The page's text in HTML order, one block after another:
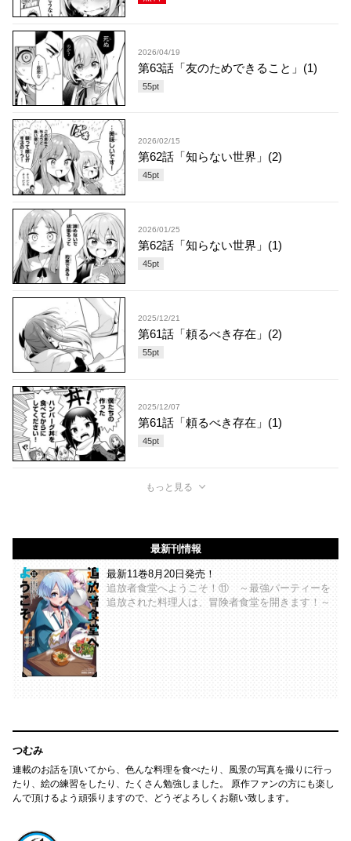
2026/04/19
第63話「友のためできること」(1)
55pt
2026/02/15
第62話「知らない世界」(2)
45pt
2026/01/25
第62話「知らない世界」(1)
45pt
2025/12/21
第61話「頼るべき存在」(2)
55pt
2025/12/07
第61話「頼るべき存在」(1)
45pt
もっと見る
最新刊情報
最新11巻8月20日発売！
追放者食堂へようこそ！⑪ ～最強パーティーを
追放された料理人は、冒険者食堂を開きます！～
つむみ
連載のお話を頂いてから、色んな料理を食べたり、風景の写真を撮りに行っ
たり、絵の練習をしたり、たくさん勉強しました。 原作ファンの方にも楽し
んで頂けるよう頑張りますので、どうぞよろしくお願い致します。